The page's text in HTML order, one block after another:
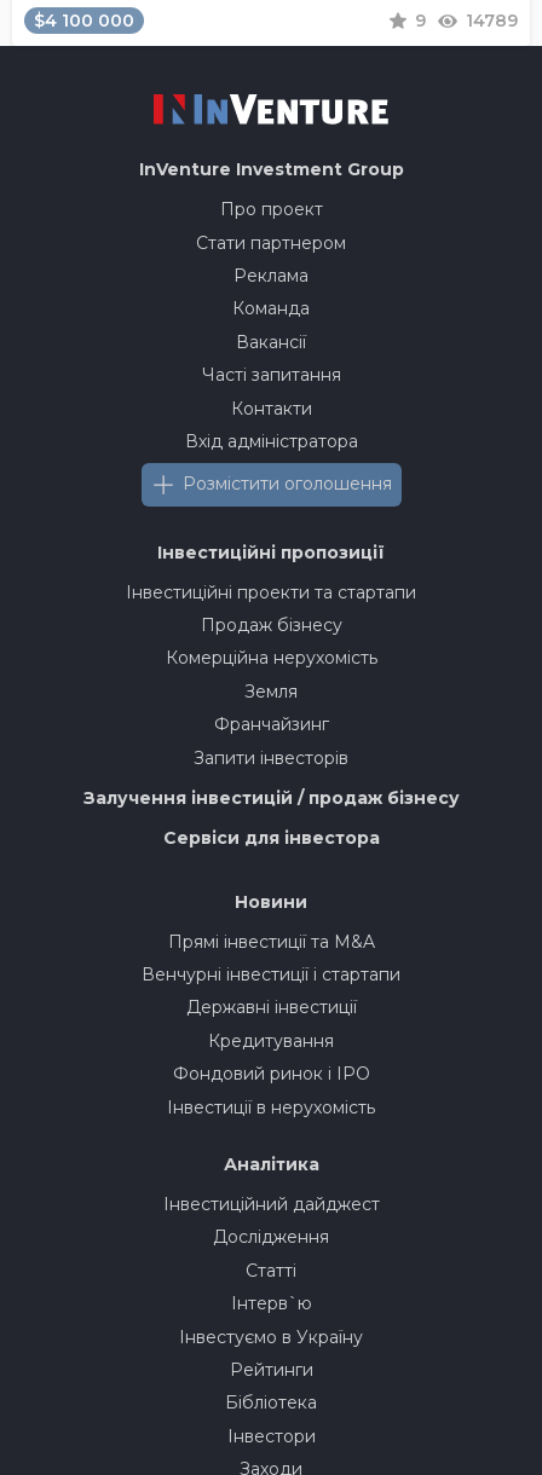
$4 100 000 9 14789
InVenture Investment Group
Про проект
Стати партнером
Реклама
Команда
Вакансії
Часті запитання
Контакти
Вхід адміністратора
Розмістити оголошення
Інвестиційні пропозиції
Інвестиційні проекти та стартапи
Продаж бізнесу
Комерційна нерухомість
Земля
Франчайзинг
Запити інвесторів
Залучення інвестицій / продаж бізнесу
Сервіси для інвестора
Новини
Прямі інвестиції та M&A
Венчурні інвестиції і стартапи
Державні інвестиції
Кредитування
Фондовий ринок і IPO
Інвестиції в нерухомість
Аналітика
Інвестиційний дайджест
Дослідження
Статті
Інтерв`ю
Інвестуємо в Україну
Рейтинги
Бібліотека
Інвестори
Заходи